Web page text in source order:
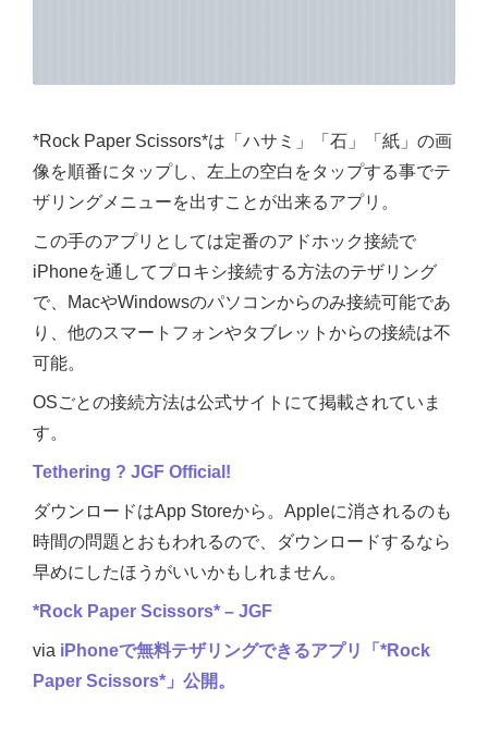
*Rock Paper Scissors*は「ハサミ」「石」「紙」の画
像を順番にタップし、左上の空白をタップする事でテ
ザリングメニューを出すことが出来るアプリ。
この手のアプリとしては定番のアドホック接続で
iPhoneを通してプロキシ接続する方法のテザリング
で、MacやWindowsのパソコンからのみ接続可能であ
り、他のスマートフォンやタブレットからの接続は不
可能。
OSごとの接続方法は公式サイトにて掲載されていま
す。
Tethering ? JGF Official!
ダウンロードはApp Storeから。Appleに消されるのも
時間の問題とおもわれるので、ダウンロードするなら
早めにしたほうがいいかもしれません。
*Rock Paper Scissors* – JGF
via iPhoneで無料テザリングできるアプリ「*Rock
Paper Scissors*」公開。